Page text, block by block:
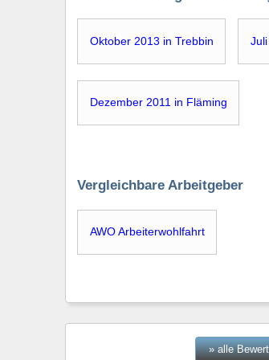
Oktober 2013 in Trebbin
Dezember 2011 in Fläming
Vergleichbare Arbeitgeber
AWO Arbeiterwohlfahrt
» alle